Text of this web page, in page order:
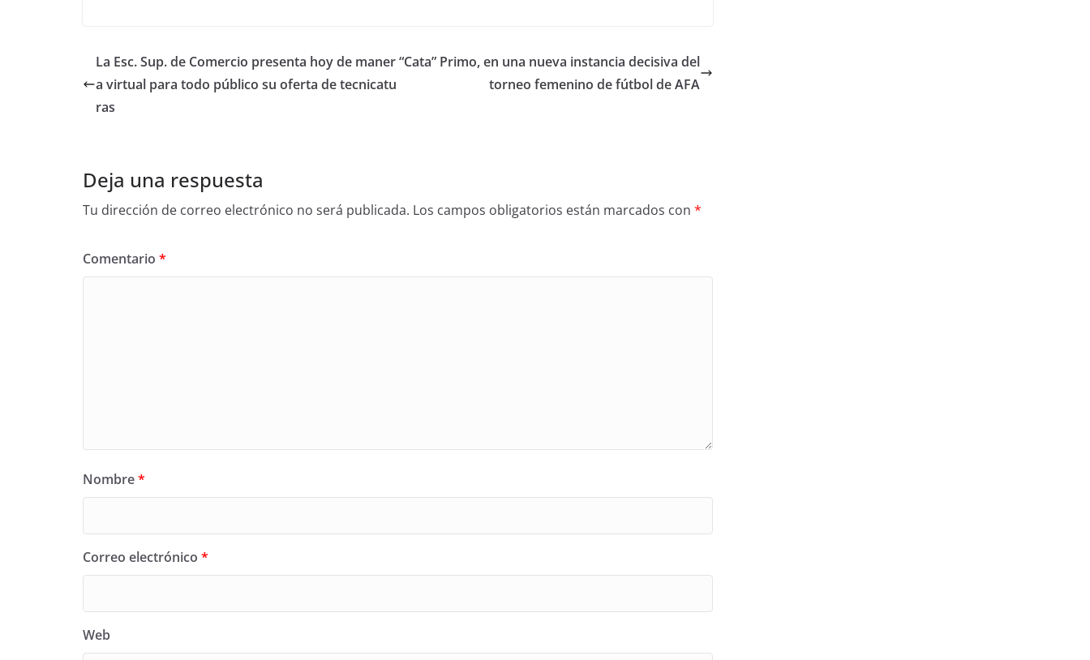
La Esc. Sup. de Comercio presenta hoy de maner
a virtual para todo público su oferta de tecnicatu
ras
“Cata” Primo, en una nueva instancia decisiva del
torneo femenino de fútbol de AFA
Deja una respuesta
Tu dirección de correo electrónico no será publicada. Los campos obligatorios están marcados con *
Comentario *
Nombre*
Correo electrónico *
Web